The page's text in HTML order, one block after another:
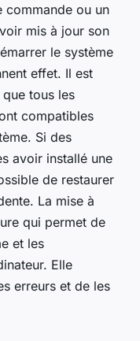
commande ou un
mis à jour son
le système
effet. Il est
tous les
compatibles
Si des
avoir installé une
de restaurer
La mise à
qui permet de
et les
Elle
erreurs et de les